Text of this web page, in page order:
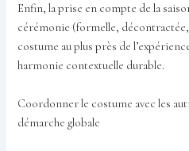
Enfin, la prise en compte de la
cérémonie (formelle,
costume au plus près de
harmonie contextuelle durable.
Coordonner le costume avec les
démarche globale